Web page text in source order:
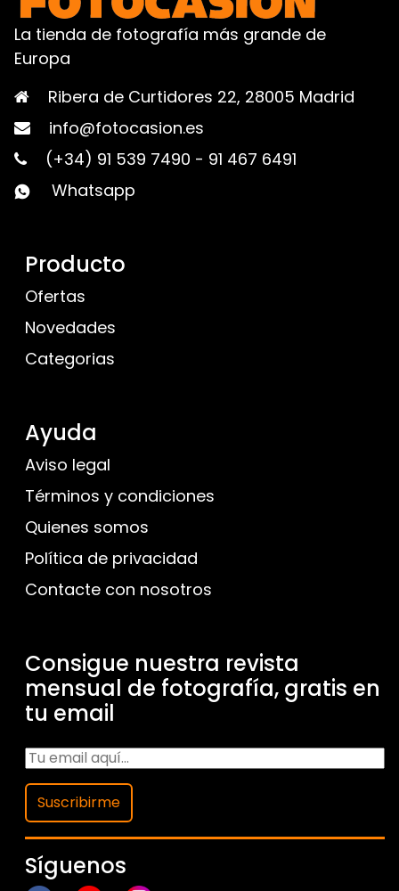
La tienda de fotografía más grande de
Europa
Ribera de Curtidores 22, 28005 Madrid
info@fotocasion.es
(+34) 91 539 7490 - 91 467 6491
Whatsapp
Producto
Ofertas
Novedades
Categorias
Ayuda
Aviso legal
Términos y condiciones
Quienes somos
Política de privacidad
Contacte con nosotros
Consigue nuestra revista
mensual de fotografía, gratis en
tu email
Suscribirme
Síguenos